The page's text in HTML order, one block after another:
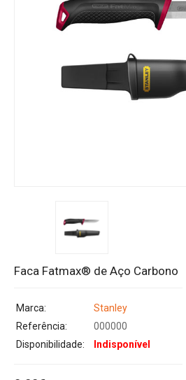
Faca Fatmax® de Aço Carbono
Marca:
Stanley
Referência:
000000
Disponibilidade:
Indisponível